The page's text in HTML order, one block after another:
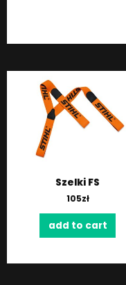
Szelki FS
105zł
add to cart